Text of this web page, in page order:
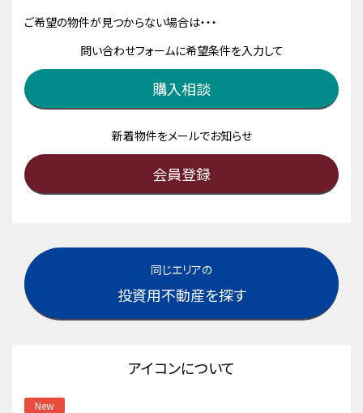
ご希望の物件が見つからない場合は・・・
問い合わせフォームに希望条件を入力して
購入相談
新着物件をメールでお知らせ
会員登録
同じエリアの
投資用不動産を探す
アイコンについて
New